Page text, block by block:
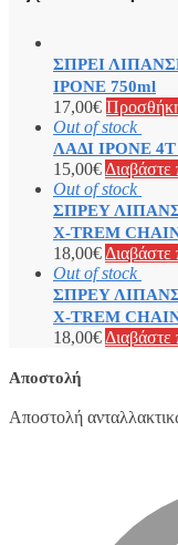
ΣΠΡΕΙ
IPONE 750ml
17,00€
Out of stock
ΛΑΔΙ IPONE 4T
15,00€ Διαβάστε
Out of stock
ΣΠΡΕΥ
X-TREM
18,00€ Διαβάστε
Out of stock
ΣΠΡΕΥ
X-TREM
18,00€ Διαβάστε
Αποστολή
Αποστολή